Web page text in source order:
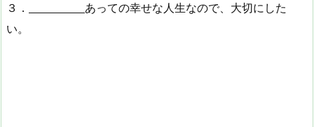
３．
あっての幸せな人生なので、大切にした
い。